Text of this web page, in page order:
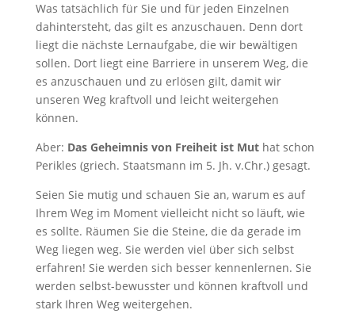
Was tatsächlich für Sie und für jeden Einzelnen
dahintersteht, das gilt es anzuschauen. Denn dort
liegt die nächste Lernaufgabe, die wir bewältigen
sollen. Dort liegt eine Barriere in unserem Weg, die
es anzuschauen und zu erlösen gilt, damit wir
unseren Weg kraftvoll und leicht weitergehen
können.
Aber: Das Geheimnis von Freiheit ist Muthat schon
Perikles (griech. Staatsmann im 5. Jh. v.Chr.) gesagt.
Seien Sie mutig und schauen Sie an, warum es auf
Ihrem Weg im Moment vielleicht nicht so läuft, wie
es sollte. Räumen Sie die Steine, die da gerade im
Weg liegen weg. Sie werden viel über sich selbst
erfahren! Sie werden sich besser kennenlernen. Sie
werden selbst-bewusster und können kraftvoll und
stark Ihren Weg weitergehen.